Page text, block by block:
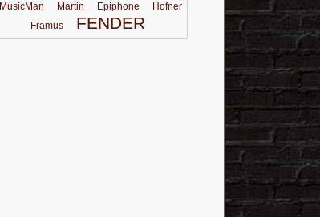
MusicMan Martin Epiphone
Hofner
Framus
FENDER